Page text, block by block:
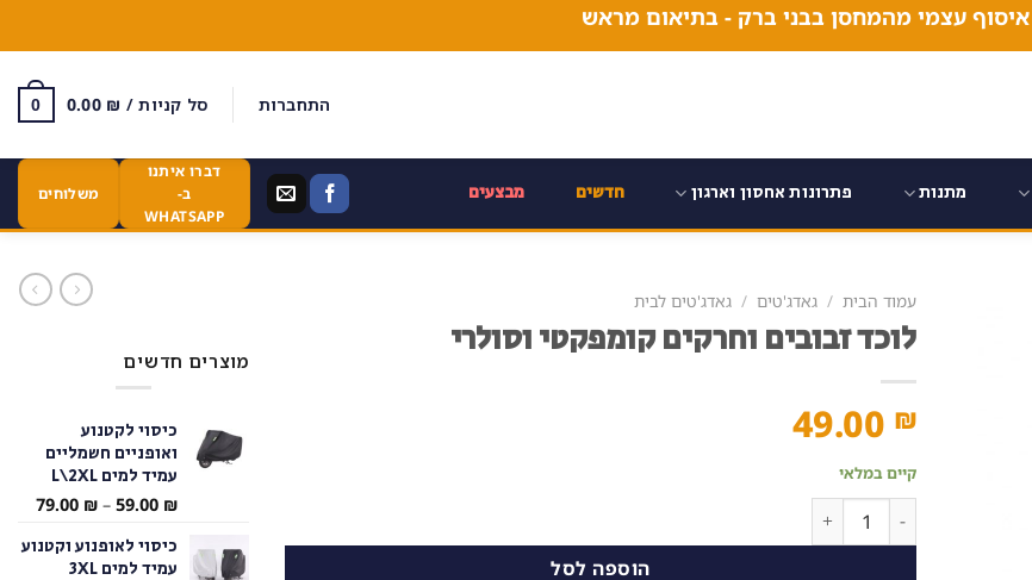
איסוף עצמי מהמחסן בבני ברק - בתיאום מראש
התחברות סל קניות / 0.00 ₪
0
מתנות פתרונות אחסון וארגון חדשים מבצעים
דברו איתנו
ב-
WHATSAPP
משלוחים
עמוד הבית / גאדג'טים / גאדג'טים לבית
לוכד זבובים וחרקים קומפקטי וסולרי
49.00 ₪
קיים במלאי
כמות של לוכד זבובים וחרקים קומפקטי וסולרי
הוספה לסל
מוצרים חדשים
כיסוי לקטנוע
ואופניים חשמליים
עמיד למים L\2XL
59.00 ₪
–
79.00 ₪
טווח
כיסוי לאופנוע וקטנוע
עמיד למים 3XL